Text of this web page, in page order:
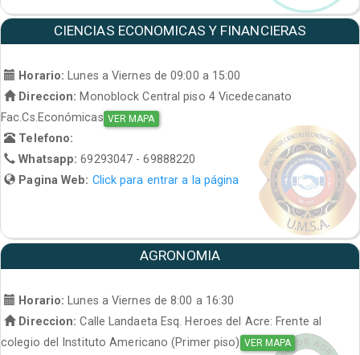
CIENCIAS ECONOMICAS Y FINANCIERAS
Horario: Lunes a Viernes de 09:00 a 15:00
Direccion: Monoblock Central piso 4 Vicedecanato
Fac.Cs.Económicas VER MAPA
Telefono:
Whatsapp:69293047 - 69888220
Pagina Web: Click para entrar a la página
AGRONOMIA
Horario:
Lunes a Viernes de 8:00 a 16:30
Direccion: Calle Landaeta Esq. Heroes del Acre: Frente al
colegio del Instituto Americano (Primer piso) VER MAPA